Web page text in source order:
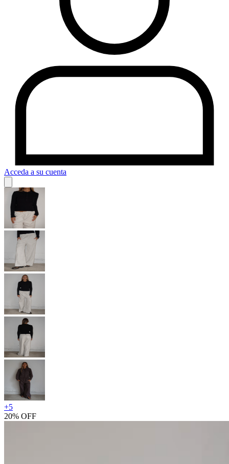
Acceda a su cuenta
+5
20% OFF